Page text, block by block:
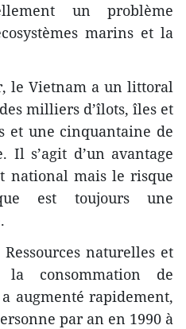
un problème
marins et la
le Vietnam a un littoral
milliers d’îlots, îles et
et une cinquantaine de
Il s’agit d’un avantage
national mais le risque
est toujours une
naturelles et
la consommation de
augmenté rapidement,
par an en 1990 à